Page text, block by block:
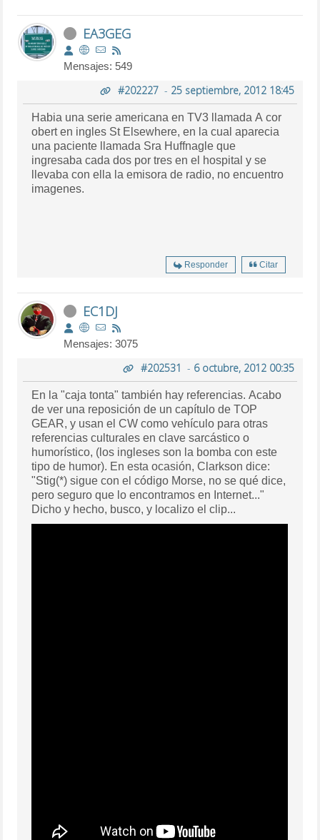
EA3GEG
Mensajes: 549
#202227- 25 septiembre, 2012 18:45
Habia una serie americana en TV3 llamada A cor
obert en ingles St Elsewhere, en la cual aparecia
una paciente llamada Sra Huffnagle que
ingresaba cada dos por tres en el hospital y se
llevaba con ella la emisora de radio, no encuentro
imagenes.
Responder Citar
EC1DJ
Mensajes: 3075
#202531 - 6 octubre, 2012 00:35
En la "caja tonta" también hay referencias. Acabo
de ver una reposición de un capítulo de TOP
GEAR, y usan el CW como vehículo para otras
referencias culturales en clave sarcástico o
humorístico, (los ingleses son la bomba con este
tipo de humor). En esta ocasión, Clarkson dice:
"Stig(*) sigue con el código Morse, no se qué dice,
pero seguro que lo encontramos en Internet..."
Dicho y hecho, busco, y localizo el clip...